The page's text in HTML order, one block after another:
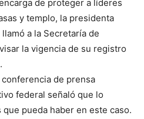
de proteger a líderes
y templo, la presidenta
a la Secretaría de
la vigencia de su registro
de prensa
federal señaló que lo
pueda haber en este caso.